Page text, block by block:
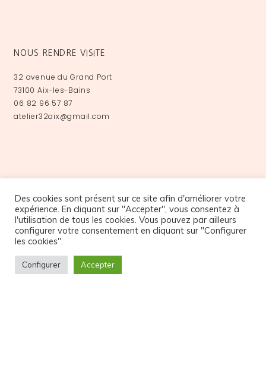
NOUS RENDRE VISITE
32 avenue du Grand Port
73100 Aix-les-Bains
06 82 96 57 87
atelier32aix@gmail.com
NOS PARTENAIRES
Des cookies sont présent sur ce site afin d'améliorer votre
expérience. En cliquant sur "Accepter", vous consentez à
l'utilisation de tous les cookies. Vous pouvez par ailleurs
configurer votre consentement en cliquant sur "Configurer
les cookies".
Configurer Accepter